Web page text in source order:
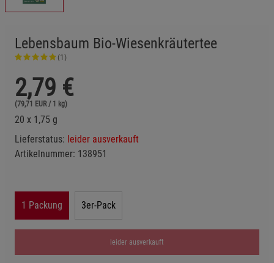
Lebensbaum Bio-Wiesenkräutertee
(1)
2,79 €
(79,71 EUR / 1 kg)
20 x 1,75 g
Lieferstatus: leider ausverkauft
Artikelnummer: 138951
1 Packung 3er-Pack
leider ausverkauft